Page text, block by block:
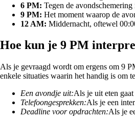
6 PM: Tegen de
9 PM: Het moment waarop de
12 AM: Middernacht, oftewel
Hoe kun je 9 PM
Als je gevraagd wordt om ergens om 9
enkele situaties waarin het handig is om
Een avondje uit:Als je uit eten
Telefoongesprekken:Als je een
Deadline voor opdrachten:Als je